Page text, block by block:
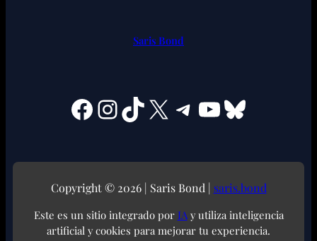
Saris Bond
Facebook InstagramTikTok X Telegram YouTube Bluesky
Copyright © 2026 | Saris Bond | saris.bond
Este es un sitio integrado por IAy utiliza inteligencia
artificial y cookies para mejorar tu experiencia.